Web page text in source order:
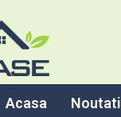
Acasa Noutati